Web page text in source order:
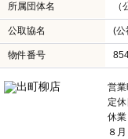
所属団体名
公取協名 (公
物件番号
営
定
休
８